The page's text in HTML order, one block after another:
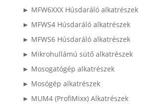
► MFW6XXX Húsdaráló alkatrészek
► MFWS4 Húsdaráló alkatrészek
► MFWS6 Húsdaráló alkatrészek
► Mikrohullámú sütő alkatrészek
► Mosogatógép alkatrészek
► Mosógép alkatrészek
► MUM4 (ProfiMixx) Alkatrészek